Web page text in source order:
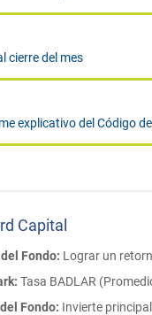
cierre del mes
explicativo del Código
Capital
Fondo: Lograr un
Tasa BADLAR
Fondo: Invierte